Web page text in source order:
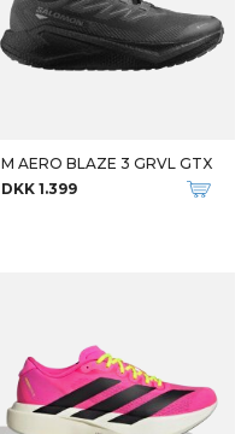
W PACE+ LONG TIGHTS
DKK 850
M KYSON JACKET
DKK 500